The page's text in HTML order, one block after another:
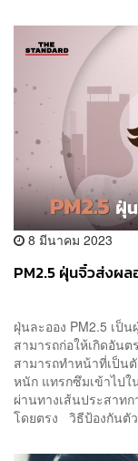
8 มีนาคม 2023
PM2.5 ฝุ่นจิ๋วส่งผล
ฝุ่นละออง PM2.5 เป็
สามารถก่อให้เกิดอัน
สามารถทำหน้าที่เป็น
หนัก แทรกซึมเข้าไปใ
ผ่านทางเส้นประสาท
โดยตรง วิธีป้องกันตัว